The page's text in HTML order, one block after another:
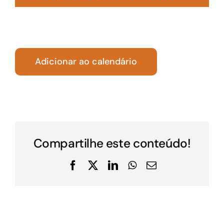
Adicionar ao calendário
Compartilhe este conteúdo!
Facebook
X LinkedInWhatsApp
E-